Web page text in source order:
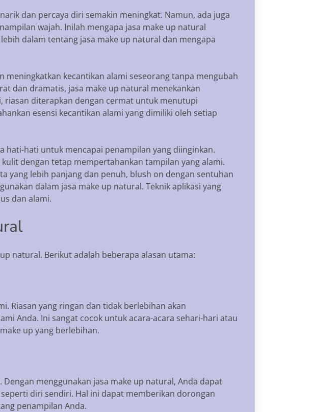
dan percaya diri semakin meningkat. Namun, ada juga
wajah. Inilah mengapa jasa make up natural
dalam tentang jasa make up natural dan mengapa
kecantikan alami seseorang tanpa mengubah
dan dramatis, jasa make up natural menekankan
riasan diterapkan dengan cermat untuk menutupi
esensi kecantikan alami yang dimiliki oleh setiap
hati-hati untuk mencapai penampilan yang diinginkan.
dengan tetap mempertahankan tampilan yang alami.
yang lebih panjang dan penuh, blush on dengan sentuhan
dalam jasa make up natural. Teknik aplikasi yang
dan alami.
natural. Berikut adalah beberapa alasan utama:
Riasan yang ringan dan tidak berlebihan akan
Anda. Ini sangat cocok untuk acara-acara sehari-hari atau
up yang berlebihan.
menggunakan jasa make up natural, Anda dapat
diri sendiri. Hal ini dapat memberikan dorongan
penampilan Anda.